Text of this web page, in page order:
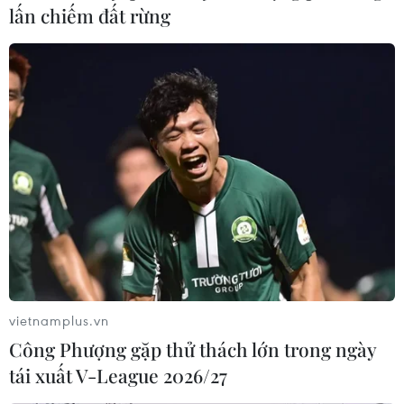
Nghệ An: Hàng tấn ngao, vạng giấy, sò
biển dạt trắng bãi biển Diễn Châu
20/09/2024 13:23
Trên bờ biển, người dân chia nhau thành tốp nhỏ để
nhặt, phân loại ngao, vạng giấy, sò biển mà sóng đã
đánh dạt lên bờ trong đêm hôm trước. Thời tiết có mưa
và gió biển thổi khá mạnh.
lấn chiếm đất rừng
vietnamplus.vn
Công Phượng gặp thử thách lớn trong ngày
tái xuất V-League 2026/27